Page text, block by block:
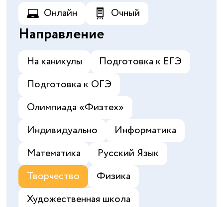
Онлайн Очный
Направление
На каникулы
Подготовка к ЕГЭ
Подготовка к ОГЭ
Олимпиада «‎Физтех»
Индивидуально
Информатика
Математика
Русский Язык
Творчество
Физика
Художественная школа